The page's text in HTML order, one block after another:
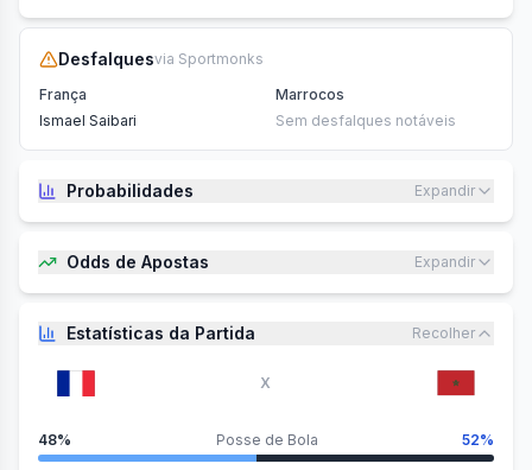
Desfalquesvia Sportmonks
França
Ismael Saibari
Marrocos
Sem desfalques notáveis
Probabilidades Expandir
Odds de Apostas Expandir
Estatísticas da Partida Recolher
X
48% Posse de Bola 52%